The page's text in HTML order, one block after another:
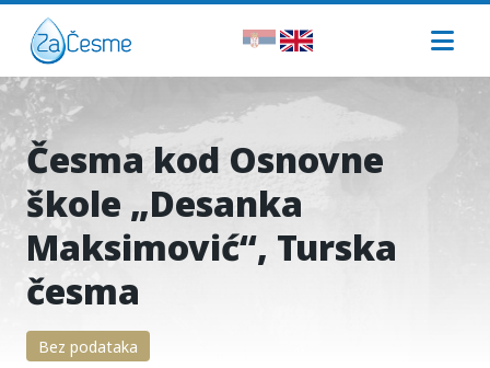
Česma kod Osnovne
škole „Desanka
Maksimović“, Turska
česma
Bez podataka